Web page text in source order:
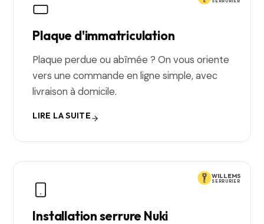
Plaque d'immatriculation
Plaque perdue ou abîmée ? On vous oriente
vers une commande en ligne simple, avec
livraison à domicile.
LIRE LA SUITE
WILLEMS
SERRURIER
Installation serrure Nuki